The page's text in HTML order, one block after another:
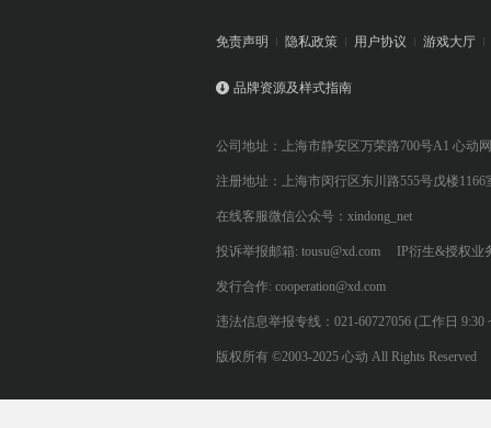
免责声明 隐私政策 用户协议 游戏大厅
品牌资源及样式指南
公司地址：上海市静安区万荣路700号A1 心动
注册地址：上海市闵行区东川路555号戊楼1166
在线客服微信公众号：xindong_net
投诉举报邮箱: tousu@xd.com IP衍生&授权业
发行合作: cooperation@xd.com
违法信息举报专线：021-60727056 (工作日 9:30
版权所有 ©2003-2025 心动 All Rights Reserved